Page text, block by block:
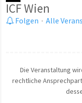
ICF Wien
Folgen · Alle
Die Veranstaltung
rechtliche